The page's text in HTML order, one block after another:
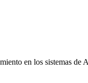
en los sistemas